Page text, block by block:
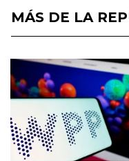
MÁS DE LA